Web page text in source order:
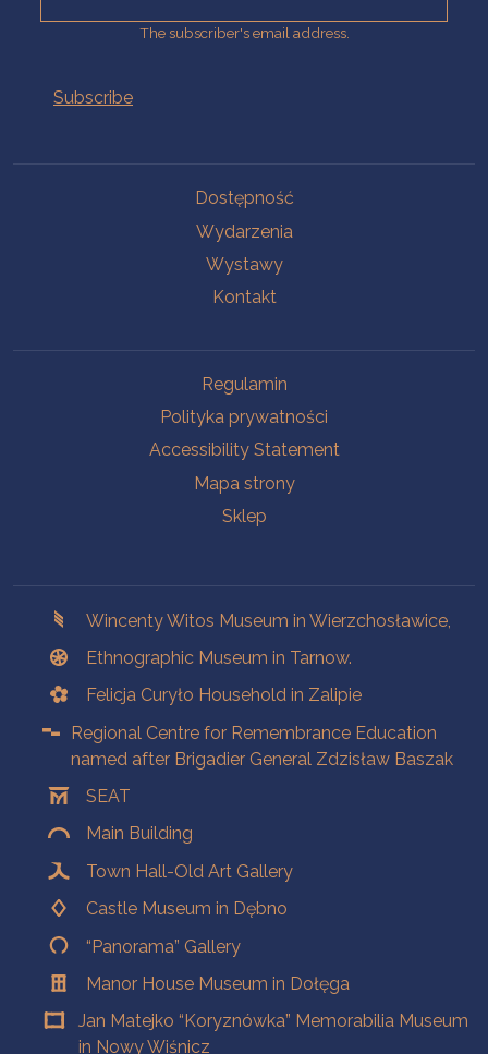
The subscriber's email address.
Dostępność
Wydarzenia
Wystawy
Kontakt
Regulamin
Polityka prywatności
Accessibility Statement
Mapa strony
Sklep
Wincenty Witos Museum in Wierzchosławice,
Ethnographic Museum in Tarnow.
Felicja Curyło Household in Zalipie
Regional Centre for Remembrance Education
named after Brigadier General Zdzisław Baszak
SEAT
Main Building
Town Hall-Old Art Gallery
Castle Museum in Dębno
“Panorama” Gallery
Manor House Museum in Dołęga
Jan Matejko “Koryznówka” Memorabilia Museum
in Nowy Wiśnicz